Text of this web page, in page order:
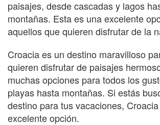
paisajes, desde cascadas y lagos
montañas. Esta es una excelente
aquellos que quieren disfrutar de la
Croacia es un destino maravilloso
quieren disfrutar de paisajes
muchas opciones para todos los
playas hasta montañas. Si estás
destino para tus vacaciones,
excelente opción.